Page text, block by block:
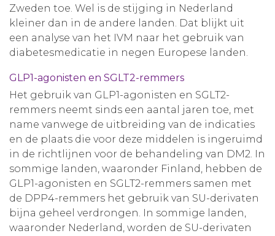
Zweden toe. Wel is de stijging in Nederland
kleiner dan in de andere landen. Dat blijkt uit
een analyse van het IVM naar het gebruik van
diabetesmedicatie in negen Europese landen.
GLP1-agonisten en SGLT2-remmers
Het gebruik van GLP1-agonisten en SGLT2-
remmers neemt sinds een aantal jaren toe, met
name vanwege de uitbreiding van de indicaties
en de plaats die voor deze middelen is ingeruimd
in de richtlijnen voor de behandeling van DM2. In
sommige landen, waaronder Finland, hebben de
GLP1-agonisten en SGLT2-remmers samen met
de DPP4-remmers het gebruik van SU-derivaten
bijna geheel verdrongen. In sommige landen,
waaronder Nederland, worden de SU-derivaten